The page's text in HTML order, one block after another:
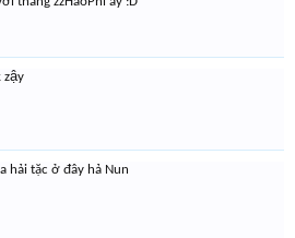
zậy
hải tặc ở đây hả Nun